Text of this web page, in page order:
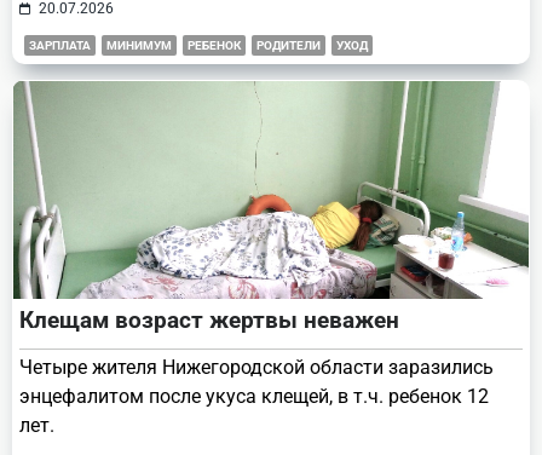
20.07.2026
ЗАРПЛАТА МИНИМУМ РЕБЕНОК РОДИТЕЛИ УХОД
Клещам возраст жертвы неважен
Четыре жителя Нижегородской области заразились
энцефалитом после укуса клещей, в т.ч. ребенок 12
лет.